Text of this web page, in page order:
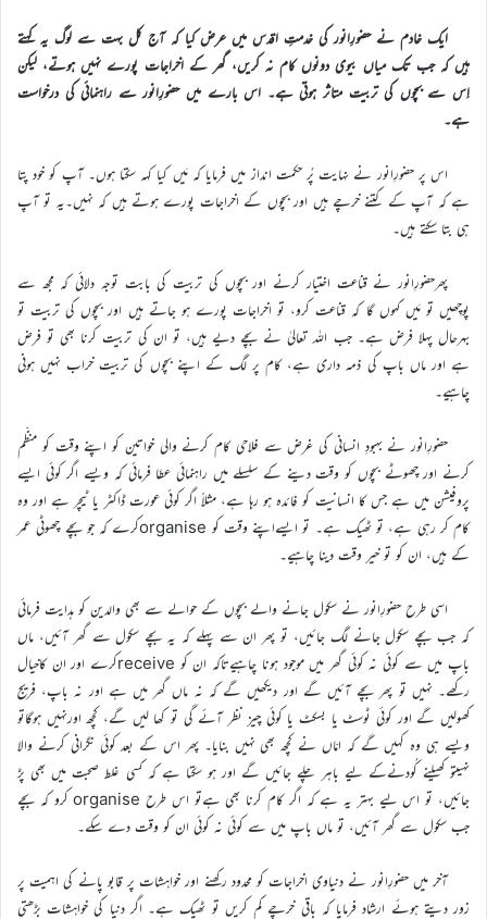
ایک خادم نے حضورِانور کی خدمتِ اقدس میں عرض کیا کہ آج کل بہت سے لوگ یہ کہتے
ہیں کہ جب تک میاں بیوی دونوں کام نہ کریں، گھر کے اخراجات پورے نہیں ہوتے، لیکن
اِس سے بچوں کی تربیت متاثر ہوتی ہے۔ اس بارے میں حضورِانور سے راہنمائی کی درخواست
ہے۔
اس پر حضورِانور نے نہایت پُر حکمت انداز میں فرمایا کہ مَیں کیا کہہ سکتا ہوں۔ آپ کو خود پتا
ہے کہ آپ کے کتنے خرچے ہیں اور بچوں کے اخراجات پورے ہوتے ہیں کہ نہیں۔یہ تو آپ
ہی بتا سکتے ہیں۔
پھرحضورِانور نے قناعت اختیار کرنے اور بچوں کی تربیت کی بابت توجہ دلائی کہ مجھ سے
پوچھیں تو مَیں کہوں گا کہ قناعت کرو، تو اخراجات پورے ہو جاتے ہیں اور بچوں کی تربیت تو
بہرحال پہلا فرض ہے۔ جب اللہ تعالیٰ نے بچے دیے ہیں، تو ان کی تربیت کرنا بھی تو فرض
ہے اور ماں باپ کی ذمہ داری ہے، کام پر لگ کے اپنے بچوں کی تربیت خراب نہیں ہونی
چاہیے۔
حضورِانور نے بہبودِ انسانی کی غرض سے فلاحی کام کرنے والی خواتین کو اپنے وقت کو منظّم
کرنے اور چھوٹے بچوں کو وقت دینے کے سلسلے میں راہنمائی عطا فرمائی کہ ویسے اگر کوئی ایسے
پروفیشن میں ہے جس کا انسانیت کو فائدہ ہو رہا ہے، مثلاً اگر کوئی عورت ڈاکٹر یا ٹیچر ہے اور وہ
کام کر رہی ہے، تو ٹھیک ہے۔ تو ایسےاپنے وقت کو organiseکرے کہ جو بچے چھوٹی عمر
کے ہیں، ان کو تو خیر وقت دینا چاہیے۔
اسی طرح حضورِانور نے سکول جانے والے بچوں کے حوالے سے بھی والدین کو ہدایت فرمائی
کہ جب بچے سکول جانے لگ جائیں، تو پھر ان سے پہلے کہ یہ بچے سکول سے گھر آئیں، ماں
باپ میں سے کوئی نہ کوئی گھر میں موجود ہونا چاہیےتاکہ ان کو receiveکرے اور ان کاخیال
رکھے۔ نہیں تو پھر بچے آئیں گے اور دیکھیں گے کہ نہ ماں گھر میں ہے اور نہ باپ، فریج
کھولیں گے اور کوئی ٹوسٹ یا بسکٹ یا کوئی چیز نظر آئے گی تو کھا لیں گے، کچھ اورنہیں ہوگاتو
ویسے ہی وہ کہیں گے کہ امّاں نے کچھ بھی نہیں بنایا۔ پھر اس کے بعد کوئی نگرانی کرنے والا
نہیںتو کھیلنے کُودنےکے لیے باہر چلے جائیں گے اور ہو سکتا ہے کہ کسی غلط صحبت میں بھی پڑ
جائیں، تو اس لیے بہتر یہ ہے کہ اگر کام کرنا بھی ہےتو اس طرح organise کرو کہ بچے
جب سکول سے گھر آئیں، تو ماں باپ میں سے کوئی نہ کوئی ان کو وقت دے سکے۔
آخر میں حضورِانور نے دنیاوی اخراجات کو محدود رکھنے اور خواہشات پر قابو پانے کی اہمیت پر
زور دیتے ہوئے ارشاد فرمایا کہ باقی خرچے کم کریں تو ٹھیک ہے۔ اگر دنیا کی خواہشات بڑھتی